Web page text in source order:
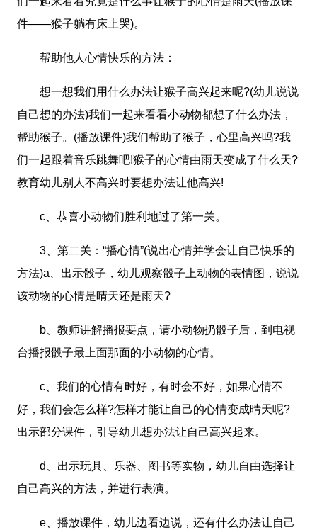
件——猴子躺有床上哭)。
帮助他人心情快乐的方法：
想一想我们用什么办法让猴子高兴起来呢?(幼儿说说
自己想的办法)我们一起来看看小动物都想了什么办法，
帮助猴子。(播放课件)我们帮助了猴子，心里高兴吗?我
们一起跟着音乐跳舞吧!猴子的心情由雨天变成了什么天?
教育幼儿别人不高兴时要想办法让他高兴!
c、恭喜小动物们胜利地过了第一关。
3、第二关：“播心情”(说出心情并学会让自己快乐的
方法)a、出示骰子，幼儿观察骰子上动物的表情图，说说
该动物的心情是晴天还是雨天?
b、教师讲解播报要点，请小动物扔骰子后，到电视
台播报骰子最上面那面的小动物的心情。
c、我们的心情有时好，有时会不好，如果心情不
好，我们会怎么样?怎样才能让自己的心情变成晴天呢?
出示部分课件，引导幼儿想办法让自己高兴起来。
d、出示玩具、乐器、图书等实物，幼儿自由选择让
自己高兴的方法，并进行表演。
e、播放课件，幼儿边看边说，还有什么办法让自己